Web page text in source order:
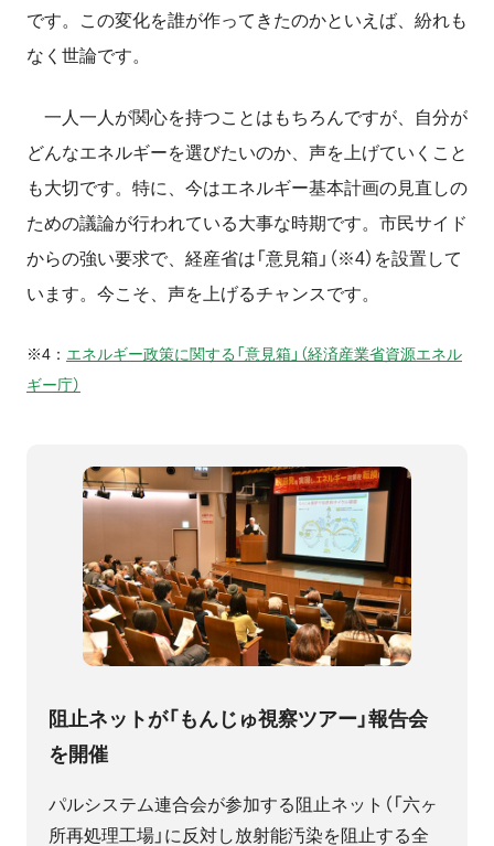
です。この変化を誰が作ってきたのかといえば、紛れも
なく世論です。
一人一人が関心を持つことはもちろんですが、自分が
どんなエネルギーを選びたいのか、声を上げていくこと
も大切です。特に、今はエネルギー基本計画の見直しの
ための議論が行われている大事な時期です。市民サイド
からの強い要求で、経産省は「意見箱」（※4）を設置して
います。今こそ、声を上げるチャンスです。
※4： エネルギー政策に関する「意見箱」（経済産業省資源エネル
ギー庁）
阻止ネットが「もんじゅ視察ツアー」報告会
を開催
パルシステム連合会が参加する阻止ネット（「六ヶ
所再処理工場」に反対し放射能汚染を阻止する全